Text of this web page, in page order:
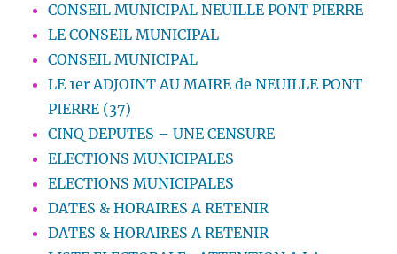
CONSEIL MUNICIPAL NEUILLE PONT PIERRE
LE CONSEIL MUNICIPAL
CONSEIL MUNICIPAL
LE 1er ADJOINT AU MAIRE de NEUILLE PONT
PIERRE (37)
CINQ DEPUTES – UNE CENSURE
ELECTIONS MUNICIPALES
ELECTIONS MUNICIPALES
DATES & HORAIRES A RETENIR
DATES & HORAIRES A RETENIR